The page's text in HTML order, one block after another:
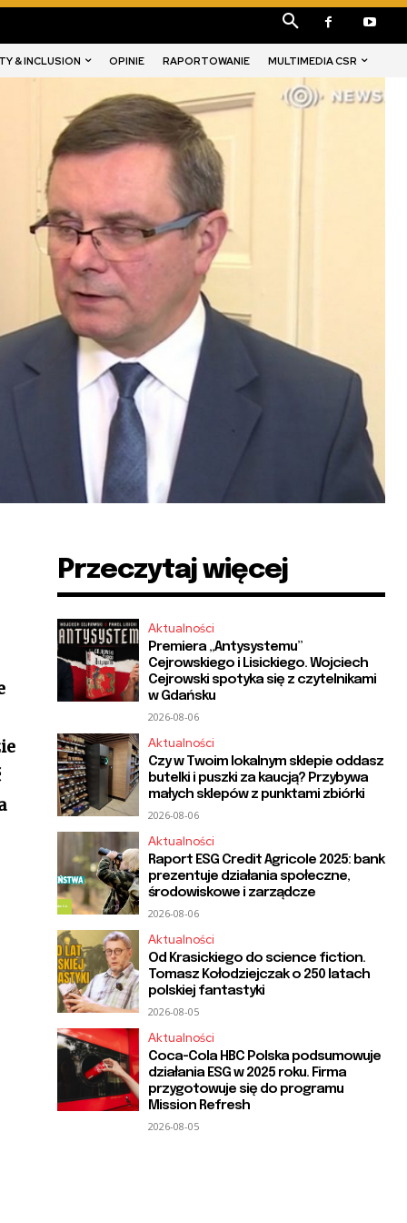
& INCLUSION OPINIE RAPORTOWANIE MULTIMEDIA CSR
Przeczytaj więcej
Aktualności
Premiera „Antysystemu”
Cejrowskiego i Lisickiego. Wojciech
Cejrowski spotyka się z czytelnikami
w Gdańsku
2026-08-06
Aktualności
Czy w Twoim lokalnym sklepie oddasz
butelki i puszki za kaucją? Przybywa
małych sklepów z punktami zbiórki
2026-08-06
Aktualności
Raport ESG Credit Agricole 2025: bank
prezentuje działania społeczne,
środowiskowe i zarządcze
2026-08-06
Aktualności
Od Krasickiego do science fiction.
Tomasz Kołodziejczak o 250 latach
polskiej fantastyki
2026-08-05
Aktualności
Coca-Cola HBC Polska podsumowuje
działania ESG w 2025 roku. Firma
przygotowuje się do programu
Mission Refresh
2026-08-05